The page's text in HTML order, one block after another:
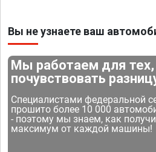
Вы не узнаете ваш
Мы работаем для
почувствовать
Специалистами федеральной
прошито более 10 000
- поэтому мы знаем, как
максимум от каждой машины!